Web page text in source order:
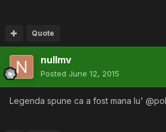
Quote
nullmv
Posted June 12, 2015
Legenda spune ca a fost mana lu'